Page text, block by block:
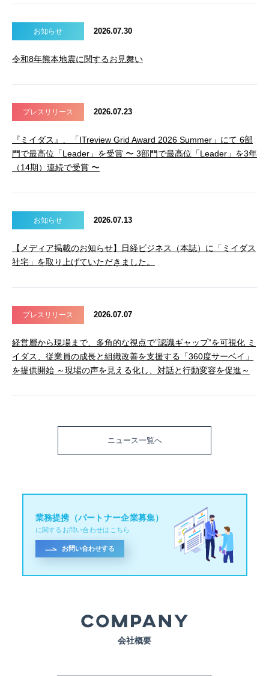
お知らせ 2026.07.30
令和8年熊本地震に関するお見舞い
プレスリリース 2026.07.23
『ミイダス』、「ITreview Grid Award 2026 Summer」にて 6部
門で最高位「Leader」を受賞 〜 3部門で最高位「Leader」を3年
（14期）連続で受賞 〜
お知らせ 2026.07.13
【メディア掲載のお知らせ】日経ビジネス（本誌）に「ミイダス
社宅」を取り上げていただきました。
プレスリリース 2026.07.07
経営層から現場まで、多角的な視点で”認識ギャップ”を可視化 ミ
イダス、従業員の成長と組織改善を支援する「360度サーベイ」
を提供開始 ～現場の声を見える化し、対話と行動変容を促進～
ニュース一覧へ
業務提携（パートナー企業募集）
に関するお問い合わせはこちら
お問い合わせする
会社概要